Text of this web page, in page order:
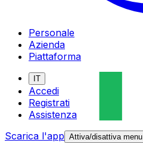
Personale
Azienda
Piattaforma
IT
Accedi
Registrati
Assistenza
Scarica l'app Attiva/disattiva menu